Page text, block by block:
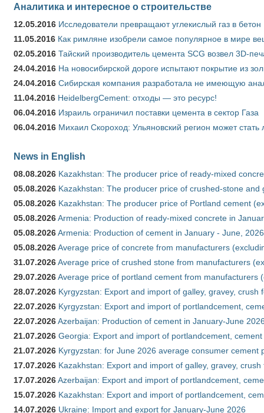
Аналитика и интересное о строительстве
12.05.2016 Исследователи превращают углекислый газ в бетон
11.05.2016 Как римляне изобрели самое популярное в мире
02.05.2016 Тайский производитель цемента SCG возвел 3D-
24.04.2016 На новосибирской дороге испытают покрытие из
24.04.2016 Сибирская компания разработала не имеющую
11.04.2016 HeidelbergCement: отходы — это ресурс!
06.04.2016 Израиль ограничил поставки цемента в сектор Газа
06.04.2016 Михаил Скороход: Ульяновский регион может
News in English
08.08.2026 Kazakhstan: The producer price of ready-mixed
05.08.2026 Kazakhstan: The producer price of crushed-stone and
05.08.2026 Kazakhstan: The producer price of Portland cement
05.08.2026Armenia: Production of ready-mixed concrete in
05.08.2026Armenia: Production of cement in January - June, 2026
05.08.2026Average price of concrete from manufacturers
31.07.2026Average price of crushed stone from manufacturers
29.07.2026Average price of portland cement from manufacturers
28.07.2026 Kyrgyzstan: Export and import of galley, gravey,
22.07.2026 Kyrgyzstan: Export and import of portlandcement,
22.07.2026Azerbaijan: Production of cement in January-June
21.07.2026 Georgia: Export and import of portlandcement,
21.07.2026 Kyrgyzstan: for June 2026 average consumer cement
17.07.2026 Kazakhstan: Export and import of galley, gravey,
17.07.2026Azerbaijan: Export and import of portlandcement,
15.07.2026 Kazakhstan: Export and import of portlandcement,
14.07.2026 Ukraine: Import and export for January-June 2026